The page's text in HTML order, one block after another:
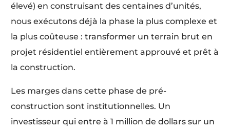
élevé) en construisant des centaines d’unités,
nous exécutons déjà la phase la plus complexe et
la plus coûteuse : transformer un terrain brut en
projet résidentiel entièrement approuvé et prêt à
la construction.
Les marges dans cette phase de pré-
construction sont institutionnelles. Un
investisseur qui entre à 1 million de dollars sur un